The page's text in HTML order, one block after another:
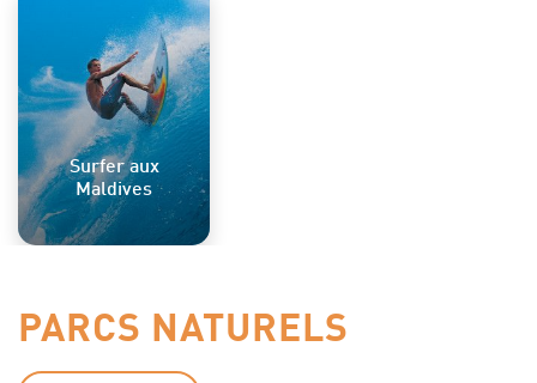
Surfer aux
Maldives
PARCS NATURELS